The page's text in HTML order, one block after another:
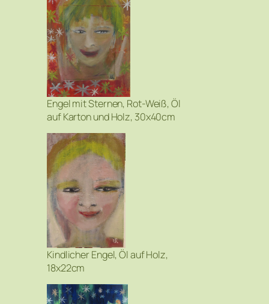
Engel mit Sternen, Rot-Weiß, Öl
auf Karton und Holz, 30x40cm
Kindlicher Engel, Öl auf Holz,
18x22cm